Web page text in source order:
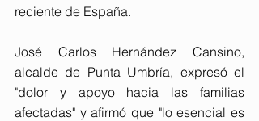
reciente de España.
José Carlos Hernández Cansino,
alcalde de Punta Umbría, expresó el
"dolor y apoyo hacia las familias
afectadas" y afirmó que "lo esencial es